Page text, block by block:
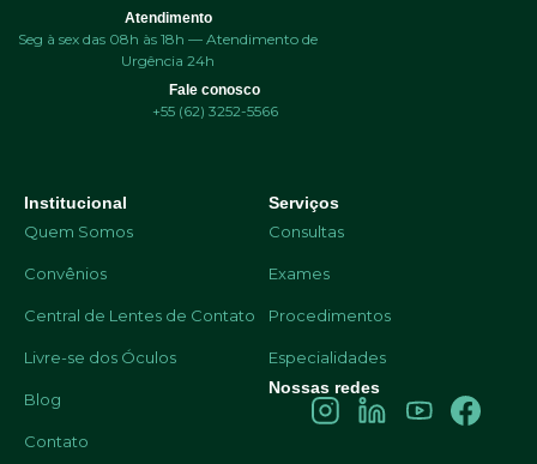
Atendimento
Seg à sex das 08h às 18h — Atendimento de
Urgência 24h
Fale conosco
+55 (62) 3252-5566
Institucional
Quem Somos
Convênios
Central de Lentes de Contato
Livre-se dos Óculos
Blog
Contato
Serviços
Consultas
Exames
Procedimentos
Especialidades
Nossas redes